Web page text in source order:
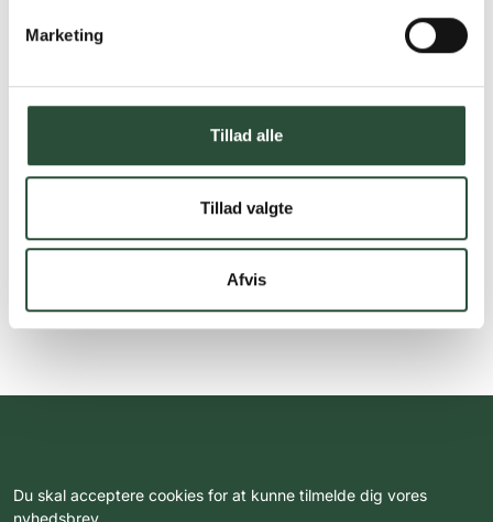
Marketing
Tillad alle
Tillad valgte
Afvis
Du skal acceptere cookies for at kunne tilmelde dig vores